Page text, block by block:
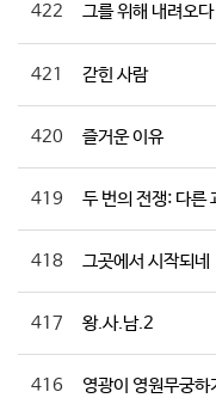
422 그를 위해 내려오다
421 갇힌 사람
420 즐거운 이유
419 두 번의 전쟁: 다른
418 그곳에서 시작되네
417 왕.사.남.2
416 영광이 영원무궁하